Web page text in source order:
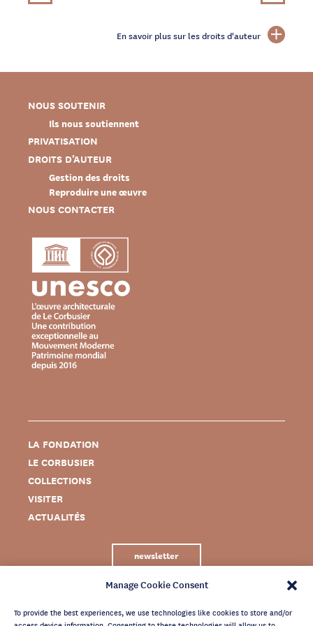
Manage Cookie Consent
To provide the best experiences, we use technologies like cookies to store and/or
En savoir plus sur les droits d'auteur
NOUS SOUTENIR
Ils nous soutiennent
PRIVATISATION
DROITS D’AUTEUR
Gestion des droits
Reproduire une œuvre
NOUS CONTACTER
LA FONDATION
LE CORBUSIER
COLLECTIONS
VISITER
ACTUALITÉS
newsletter